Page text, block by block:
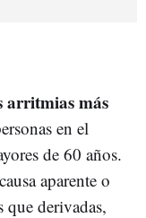
arritmias más
en el
de 60 años.
aparente o
que derivadas,